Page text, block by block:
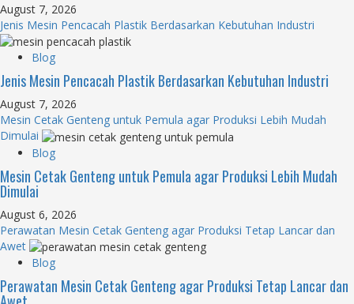
August 7, 2026
Jenis Mesin Pencacah Plastik Berdasarkan Kebutuhan Industri
Blog
Jenis Mesin Pencacah Plastik Berdasarkan Kebutuhan Industri
August 7, 2026
Mesin Cetak Genteng untuk Pemula agar Produksi Lebih Mudah
Dimulai
Blog
Mesin Cetak Genteng untuk Pemula agar Produksi Lebih Mudah
Dimulai
August 6, 2026
Perawatan Mesin Cetak Genteng agar Produksi Tetap Lancar dan
Awet
Blog
Perawatan Mesin Cetak Genteng agar Produksi Tetap Lancar dan